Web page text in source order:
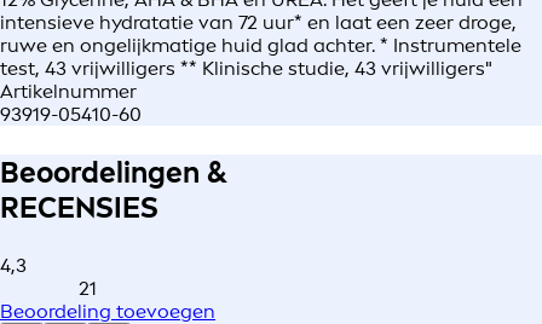
intensieve hydratatie van 72 uur* en laat een zeer droge,
ruwe en ongelijkmatige huid glad achter. * Instrumentele
test, 43 vrijwilligers ** Klinische studie, 43 vrijwilligers"
Artikelnummer
93919-05410-60
Beoordelingen &
RECENSIES
4,3
21
Beoordeling toevoegen